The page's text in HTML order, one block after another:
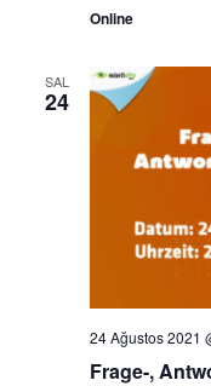
Online
SAL
24
24 Ağustos 2021
Frage-,